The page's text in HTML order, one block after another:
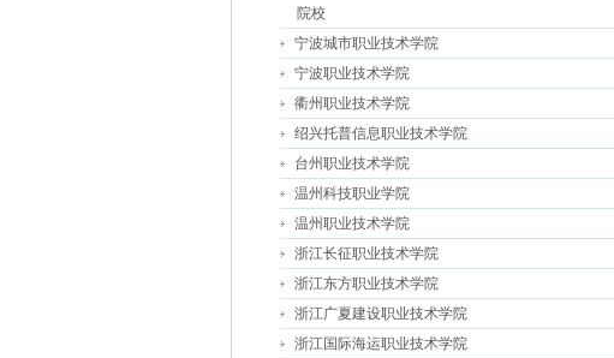
院校
宁波城市职业技术学院
宁波职业技术学院
衢州职业技术学院
绍兴托普信息职业技术学院
台州职业技术学院
温州科技职业学院
温州职业技术学院
浙江长征职业技术学院
浙江东方职业技术学院
浙江广夏建设职业技术学院
浙江国际海运职业技术学院